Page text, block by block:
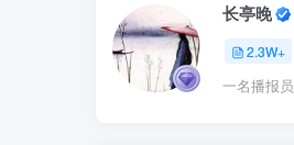
长亭晚
2.3W+
一名播报员